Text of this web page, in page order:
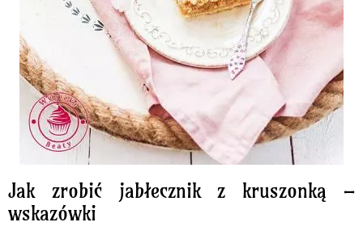
Jak zrobić jabłecznik z kruszonką –
wskazówki